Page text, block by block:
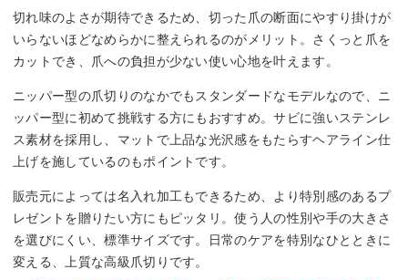
切れ味のよさが期待できるため、切った爪の断面にやすり掛けが
いらないほどなめらかに整えられるのがメリット。さくっと爪を
カットでき、爪への負担が少ない使い心地を叶えます。
ニッパー型の爪切りのなかでもスタンダードなモデルなので、ニ
ッパー型に初めて挑戦する方にもおすすめ。サビに強いステンレ
ス素材を採用し、マットで上品な光沢感をもたらすヘアライン仕
上げを施しているのもポイントです。
販売元によっては名入れ加工もできるため、より特別感のあるプ
レゼントを贈りたい方にもピッタリ。使う人の性別や手の大きさ
を選びにくい、標準サイズです。日常のケアを特別なひとときに
変える、上質な高級爪切りです。